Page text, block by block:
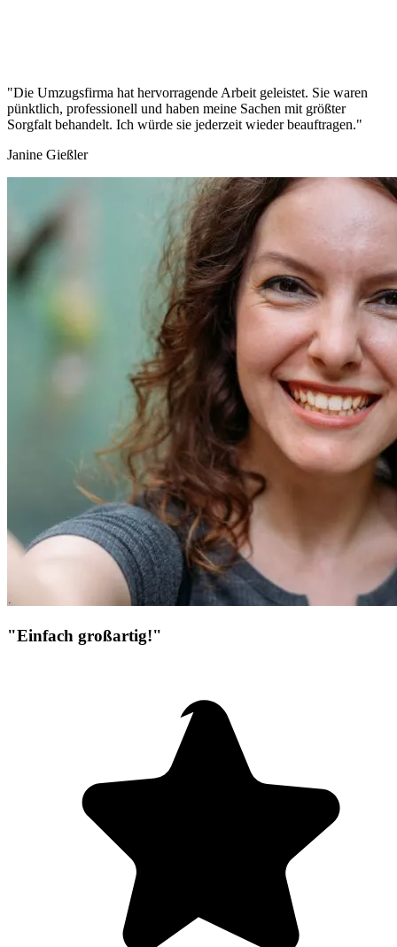
"Die Umzugsfirma hat hervorragende Arbeit geleistet. Sie waren
pünktlich, professionell und haben meine Sachen mit größter
Sorgfalt behandelt. Ich würde sie jederzeit wieder beauftragen."
Janine Gießler
"Einfach großartig!"